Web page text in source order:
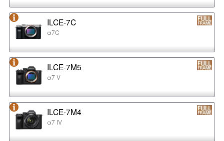
ILCE-7C
α7C
ILCE-7M5
α7 V
ILCE-7M4
α7 IV